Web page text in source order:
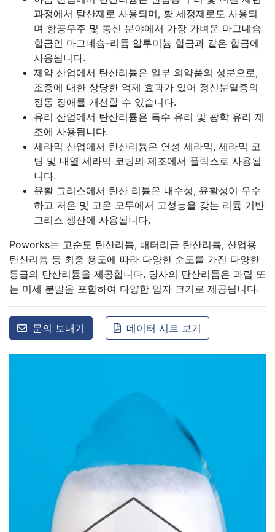
과정에서 탈산제로 사용되며, 황 세정제로도 사용되
며 항공우주 및 통신 분야에서 가장 가벼운 마그네슘
합금인 마그네슘-리튬 알루미늄 합금과 같은 합금에
사용됩니다.
제약 산업에서 탄산리튬은 일부 의약품의 성분으로,
조증에 대한 상당한 억제 효과가 있어 정신분열증의
정동 장애를 개선할 수 있습니다.
유리 산업에서 탄산리튬은 특수 유리 및 광학 유리 제
조에 사용됩니다.
세라믹 산업에서 탄산리튬은 연성 세라믹, 세라믹 코
팅 및 내열 세라믹 코팅의 제조에서 플럭스로 사용됩
니다.
윤활 그리스에서 탄산 리튬은 내수성, 윤활성이 우수
하고 저온 및 고온 모두에서 고성능을 갖는 리튬 기반
그리스 생산에 사용됩니다.
Poworks는 고순도 탄산리튬, 배터리급 탄산리튬, 산업용
탄산리튬 등 최종 용도에 따라 다양한 순도를 가진 다양한
등급의 탄산리튬을 제공합니다. 당사의 탄산리튬은 과립 또
는 미세 분말을 포함하여 다양한 입자 크기로 제공됩니다.
문의 보내기 데이터 시트 보기